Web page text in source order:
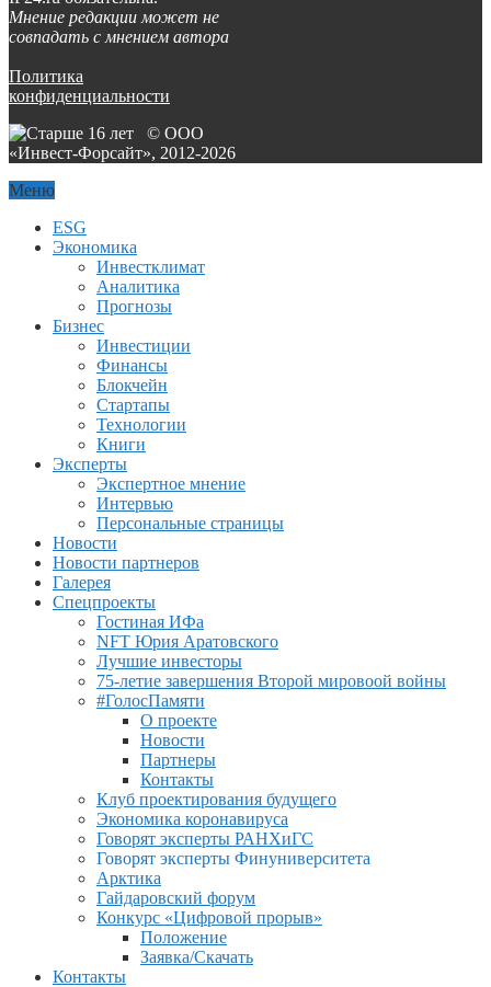
Мнение редакции может не
совпадать с мнением автора
Политика
конфиденциальности
© ООО
«Инвест-Форсайт», 2012-2026
Меню
ESG
Экономика
Инвестклимат
Аналитика
Прогнозы
Бизнес
Инвестиции
Финансы
Блокчейн
Стартапы
Технологии
Книги
Эксперты
Экспертное мнение
Интервью
Персональные страницы
Новости
Новости партнеров
Галерея
Спецпроекты
Гостиная ИФа
NFT Юрия Аратовского
Лучшие инвесторы
75-летие завершения Второй мировоой войны
#ГолосПамяти
О проекте
Новости
Партнеры
Контакты
Клуб проектирования будущего
Экономика коронавируса
Говорят эксперты РАНХиГС
Говорят эксперты Финуниверситета
Арктика
Гайдаровский форум
Конкурс «Цифровой прорыв»
Положение
Заявка/Скачать
Контакты